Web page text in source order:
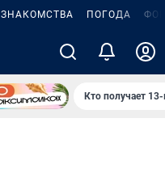
ЗНАКОМСТВА ПОГОДА
Кто получает